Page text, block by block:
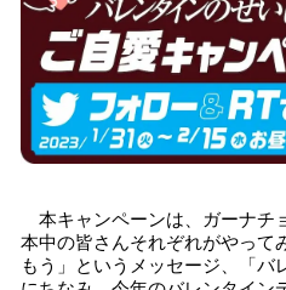
本キャンペーンは、ガーナチ
本中の皆さんそれぞれがやって
もう」というメッセージ、「バ